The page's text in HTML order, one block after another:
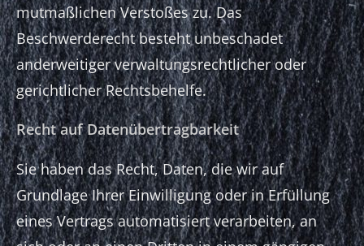
mutmaßlichen Verstoßes zu. Das
Beschwerderecht besteht unbeschadet
anderweitiger verwaltungsrechtlicher oder
gerichtlicher Rechtsbehelfe.
Recht auf Daten­übertrag­barkeit
Sie haben das Recht, Daten, die wir auf
Grundlage Ihrer Einwilligung oder in Erfüllung
eines Vertrags automatisiert verarbeiten, an